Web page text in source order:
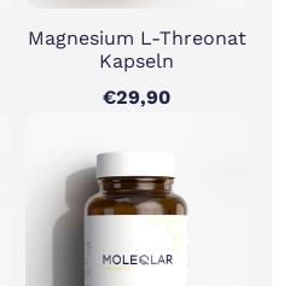
Magnesium L-Threonat
Kapseln
€29,90